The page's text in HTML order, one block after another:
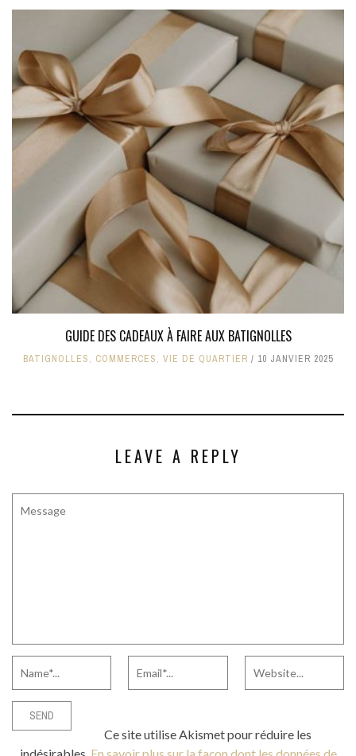
GUIDE DES CADEAUX À FAIRE AUX BATIGNOLLES
BATIGNOLLES, COMMERCES, VIE DE QUARTIER 10 JANVIER 2025
LEAVE A REPLY
Ce site utilise Akismet pour réduire les